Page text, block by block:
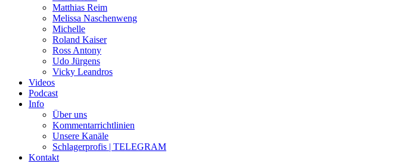
Matthias Reim
Melissa Naschenweng
Michelle
Roland Kaiser
Ross Antony
Udo Jürgens
Vicky Leandros
Videos
Podcast
Info
Über uns
Kommentarrichtlinien
Unsere Kanäle
Schlagerprofis | TELEGRAM
Kontakt